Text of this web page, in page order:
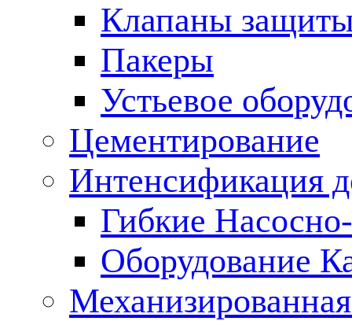
Клапаны
Пакеры
Устьевое
Цементирование
Интенсификация
Гибкие
Оборудование